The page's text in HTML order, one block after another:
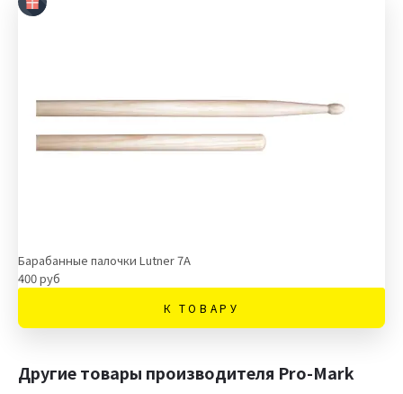
Барабанные палочки Lutner 7A
400 руб
К ТОВАРУ
Другие товары производителя Pro-Mark